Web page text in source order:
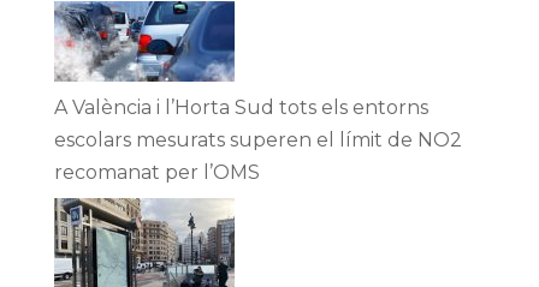
A València i l’Horta Sud tots els entorns
escolars mesurats superen el límit de NO2
recomanat per l’OMS